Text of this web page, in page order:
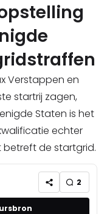
Verstappen en
startrij zagen,
Staten is het
echter
betreft de startgrid.
2